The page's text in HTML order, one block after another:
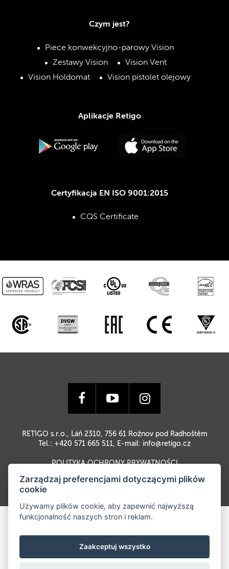
Czym jest?
Piece konwekcyjno-parowy Vision
Zestawy Vision
Vision Vent
Vision Holdomat
Vision pistolet olejowy
Aplikacje Retigo
Certyfikacja EN ISO 9001:2015
CQS Certificate
RETIGO s.r.o., Láň 2310, 756 61 Rožnov pod Radhoštěm
Tel.: +420 571 665 511, E-mail: info@retigo.cz
POLITYKA OCHRONY PRYWATNOŚCI
Zarządzaj preferencjami dotyczącymi plików
cookie
Używamy plików cookie, aby zapewnić najwyższą
funkcjonalność naszych stron i reklam.
Zaakceptuj wszystko